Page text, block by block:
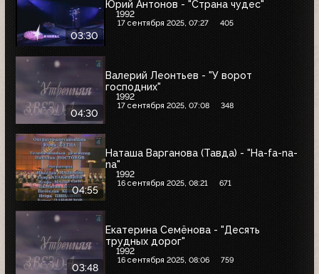
03:30
Юрий Антонов - "Страна чудес"
1992
17 сентября 2025, 07:27 405
04:30
Валерий Леонтьев - "У ворот
господних"
1992
17 сентября 2025, 07:08 348
04:55
Наташа Варганова (Тавда) - "Ha-fa-na-
na"
1992
16 сентября 2025, 08:21 671
03:48
Екатерина Семёнова - "Десять
трудных дорог"
1992
16 сентября 2025, 08:06 759